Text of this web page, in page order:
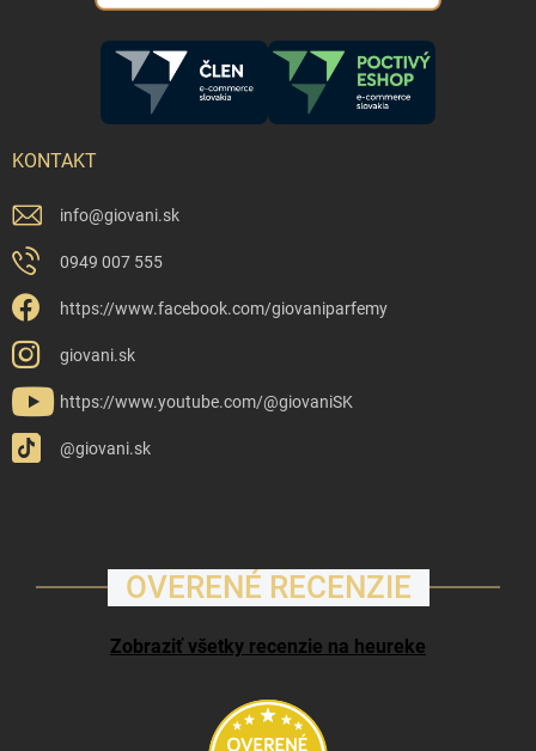
KONTAKT
info@giovani.sk
0949 007 555
https://www.facebook.com/giovaniparfemy
giovani.sk
https://www.youtube.com/@giovaniSK
@giovani.sk
OVERENÉ RECENZIE
Zobraziť všetky recenzie na heureke